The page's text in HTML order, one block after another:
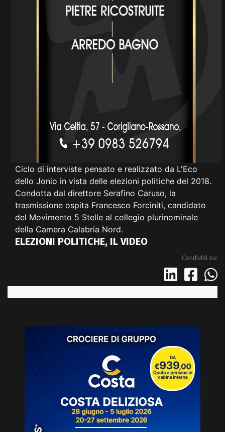
Ciclo di interviste pensato e realizzato da L'Eco
dello Jonio in vista delle elezioni politiche del 2018.
Condotta dal direttore Serafino Caruso, la
trasmissione ospita Francesco Forciniti, candidato
del Movimento 5 Stelle al collegio plurinominale
della Camera Calabria Nord.
ELEZIONI POLITICHE, IL VIDEO
Condividi su: